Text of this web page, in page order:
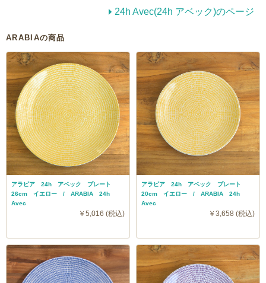
24h Avec(24h アベック)のページ
ARABIAの商品
アラビア 24h アベック プレート
26cm イエロー / ARABIA 24h
Avec
￥5,016 (税込)
アラビア 24h アベック プレート
20cm イエロー / ARABIA 24h
Avec
￥3,658 (税込)